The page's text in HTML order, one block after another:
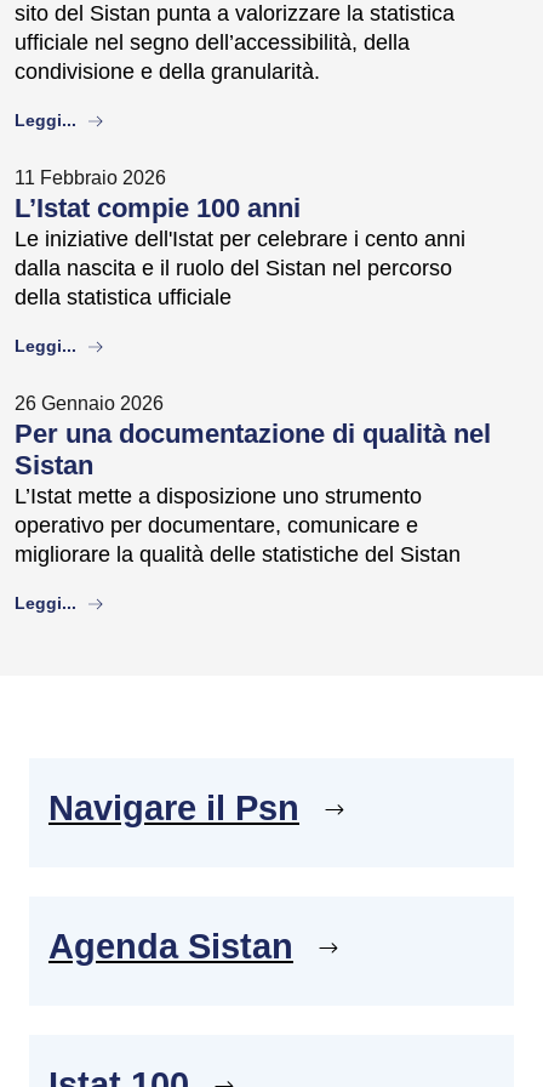
sito del Sistan punta a valorizzare la statistica
ufficiale nel segno dell’accessibilità, della
condivisione e della granularità.
Leggi... about
11 Febbraio 2026
L’Istat compie 100 anni
Le iniziative dell'Istat per celebrare i cento anni
dalla nascita e il ruolo del Sistan nel percorso
della statistica ufficiale
Leggi... about
26 Gennaio 2026
Per una documentazione di qualità nel
Sistan
L’Istat mette a disposizione uno strumento
operativo per documentare, comunicare e
migliorare la qualità delle statistiche del Sistan
Leggi... about
Navigare il Psn
Agenda Sistan